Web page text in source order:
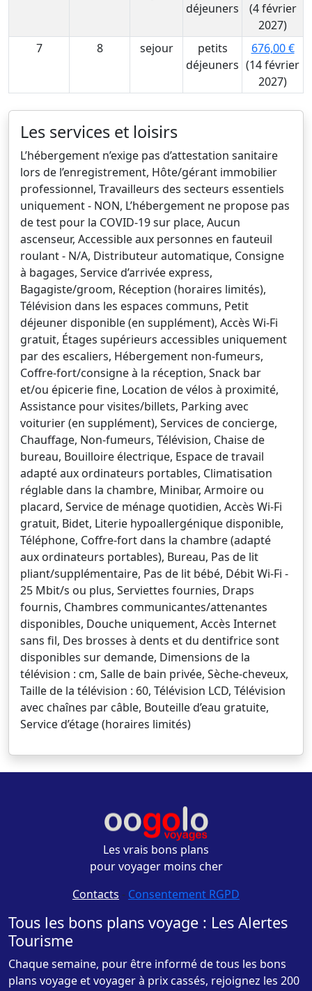
déjeuners
(4 février
2027)
7
8 sejour
petits
déjeuners
676,00 €
(14 février
2027)
Les services et loisirs
L’hébergement n’exige pas d’attestation sanitaire
lors de l’enregistrement, Hôte/gérant immobilier
professionnel, Travailleurs des secteurs essentiels
uniquement - NON, L’hébergement ne propose pas
de test pour la COVID-19 sur place, Aucun
ascenseur, Accessible aux personnes en fauteuil
roulant - N/A, Distributeur automatique, Consigne
à bagages, Service d’arrivée express,
Bagagiste/groom, Réception (horaires limités),
Télévision dans les espaces communs, Petit
déjeuner disponible (en supplément), Accès Wi-Fi
gratuit, Étages supérieurs accessibles uniquement
par des escaliers, Hébergement non-fumeurs,
Coffre-fort/consigne à la réception, Snack bar
et/ou épicerie fine, Location de vélos à proximité,
Assistance pour visites/billets, Parking avec
voiturier (en supplément), Services de concierge,
Chauffage, Non-fumeurs, Télévision, Chaise de
bureau, Bouilloire électrique, Espace de travail
adapté aux ordinateurs portables, Climatisation
réglable dans la chambre, Minibar, Armoire ou
placard, Service de ménage quotidien, Accès Wi-Fi
gratuit, Bidet, Literie hypoallergénique disponible,
Téléphone, Coffre-fort dans la chambre (adapté
aux ordinateurs portables), Bureau, Pas de lit
pliant/supplémentaire, Pas de lit bébé, Débit Wi-Fi -
25 Mbit/s ou plus, Serviettes fournies, Draps
fournis, Chambres communicantes/attenantes
disponibles, Douche uniquement, Accès Internet
sans fil, Des brosses à dents et du dentifrice sont
disponibles sur demande, Dimensions de la
télévision : cm, Salle de bain privée, Sèche-cheveux,
Taille de la télévision : 60, Télévision LCD, Télévision
avec chaînes par câble, Bouteille d’eau gratuite,
Service d’étage (horaires limités)
Les vrais bons plans
pour voyager moins cher
Contacts - Consentement RGPD
Tous les bons plans voyage : Les Alertes
Tourisme
Chaque semaine, pour être informé de tous les bons
plans voyage et voyager à prix cassés, rejoignez les 200